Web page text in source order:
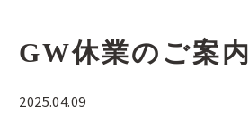
GW休業のご案内
2025.04.09